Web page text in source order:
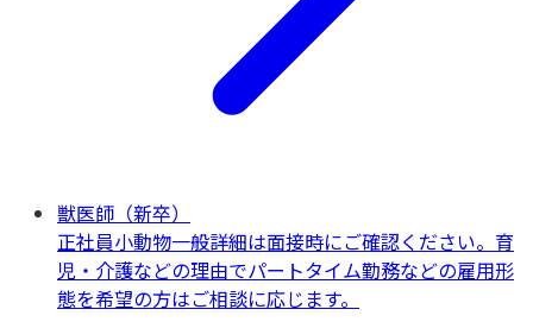
獣医師（新卒）
正社員小動物一般詳細は面接時にご確認ください。育
児・介護などの理由でパートタイム勤務などの雇用形
態を希望の方はご相談に応じます。